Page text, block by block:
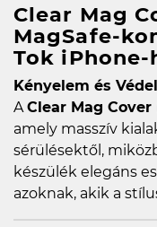
Clear Mag
MagSafe-
Tok iPhone-
Kényelem és
A Clear Mag Cover
amely masszív
sérülésektől,
készülék elegáns
azoknak, akik a